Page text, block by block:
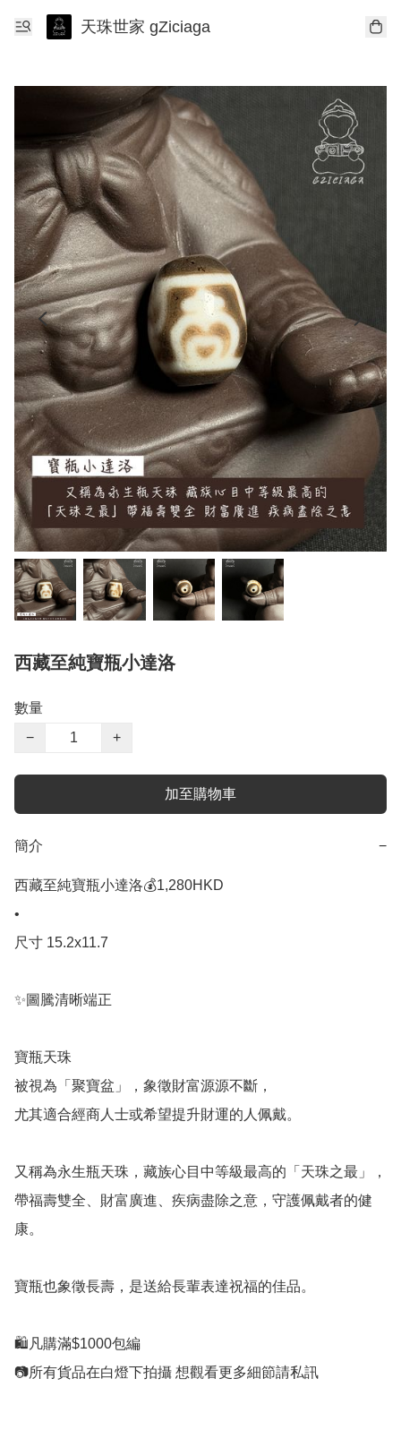
天珠世家 gZiciaga
西藏至純寶瓶小達洛
數量
−
+
加至購物車
簡介 −
西藏至純寶瓶小達洛💰1,280HKD
•
尺寸 15.2x11.7
✨圖騰清晰端正
寶瓶天珠
被視為「聚寶盆」，象徵財富源源不斷，
尤其適合經商人士或希望提升財運的人佩戴。
又稱為永生瓶天珠，藏族心目中等級最高的「天珠之最」，
帶福壽雙全、財富廣進、疾病盡除之意，守護佩戴者的健
康。
寶瓶也象徵長壽，是送給長輩表達祝福的佳品。
🛍凡購滿$1000包編